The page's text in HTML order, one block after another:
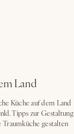
Land
Küche auf dem Land
Tipps zur Gestaltung
Traumküche gestalten